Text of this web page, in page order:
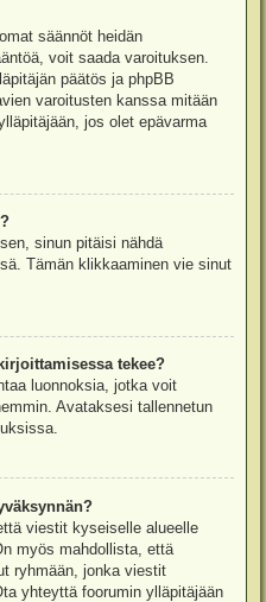
säännöt heidän
voit saada varoituksen.
päätös ja phpBB
varoitusten kanssa mitään
jos olet epävarma
sinun pitäisi nähdä
Tämän klikkaaminen vie sinut
tekee?
luonnoksia, jotka voit
Avataksesi tallennetun
viestit kyseiselle alueelle
myös mahdollista, että
ryhmään, jonka viestit
yhteyttä foorumin ylläpitäjään